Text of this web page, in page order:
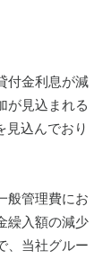
付金利息が減
が見込まれる
見込んでおり
般管理費にお
繰入額の減少
、当社グルー